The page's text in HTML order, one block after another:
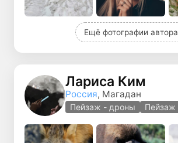
Ещё фотографии автора
Лариса Ким
Россия, Магадан
Пейзаж - дроны Пейзаж